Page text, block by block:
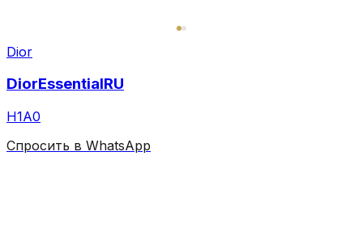
Dior
DiorEssentialRU
H1A0
Спросить в WhatsApp